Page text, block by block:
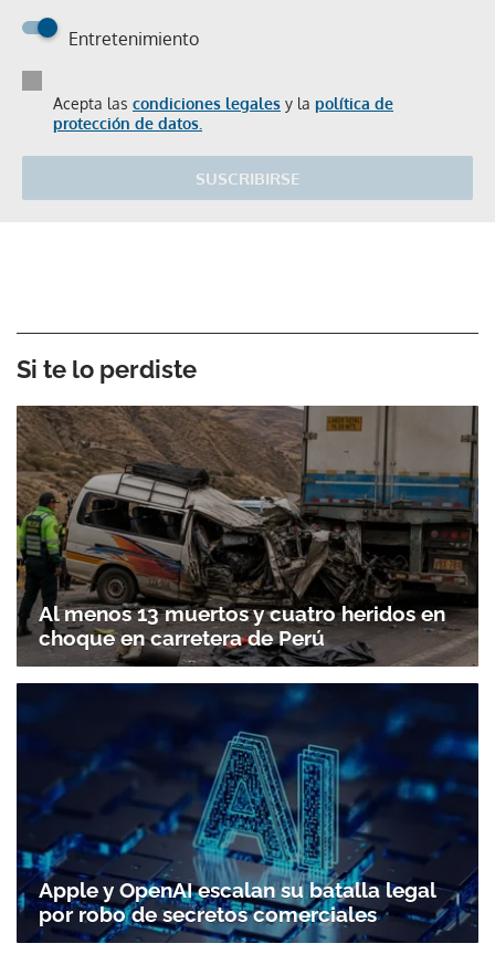
Entretenimiento
Acepta las condiciones legales y la política de
protección de datos.
SUSCRIBIRSE
Si te lo perdiste
Al menos 13 muertos y cuatro heridos en
choque en carretera de Perú
Apple y OpenAI escalan su batalla legal
por robo de secretos comerciales